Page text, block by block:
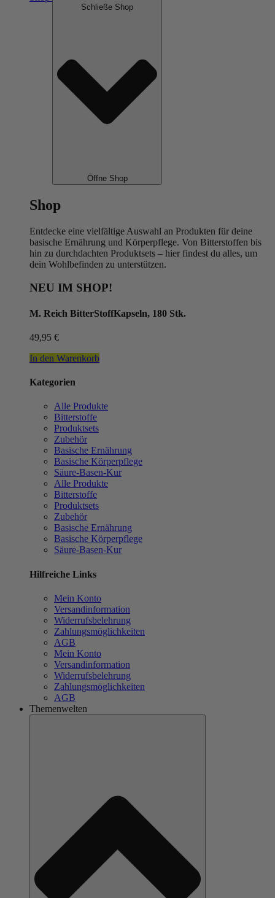
Schließe Shop
Öffne Shop
Shop
Entdecke eine vielfältige Auswahl an Produkten für deine
basische Ernährung und Körperpflege. Von Bitterstoffen bis
hin zu durchdachten Produktsets – hier findest du alles, um
dein Wohlbefinden zu unterstützen.
NEU IM SHOP!
M. Reich BitterStoffKapseln, 180 Stk.
49,95 €
In den Warenkorb
Kategorien
Alle Produkte
Bitterstoffe
Produktsets
Zubehör
Basische Ernährung
Basische Körperpflege
Säure-Basen-Kur
Alle Produkte
Bitterstoffe
Produktsets
Zubehör
Basische Ernährung
Basische Körperpflege
Säure-Basen-Kur
Hilfreiche Links
Mein Konto
Versandinformation
Widerrufsbelehrung
Zahlungsmöglichkeiten
AGB
Mein Konto
Versandinformation
Widerrufsbelehrung
Zahlungsmöglichkeiten
AGB
Themenwelten